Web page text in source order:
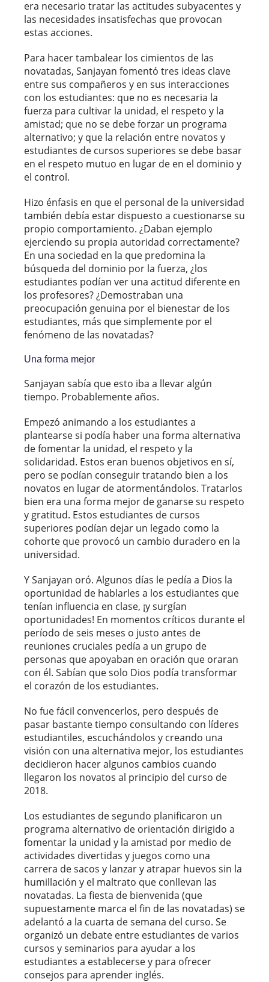
era necesario tratar las actitudes subyacentes y
las necesidades insatisfechas que provocan
estas acciones.
Para hacer tambalear los cimientos de las
novatadas, Sanjayan fomentó tres ideas clave
entre sus compañeros y en sus interacciones
con los estudiantes: que no es necesaria la
fuerza para cultivar la unidad, el respeto y la
amistad; que no se debe forzar un programa
alternativo; y que la relación entre novatos y
estudiantes de cursos superiores se debe basar
en el respeto mutuo en lugar de en el dominio y
el control.
Hizo énfasis en que el personal de la universidad
también debía estar dispuesto a cuestionarse su
propio comportamiento. ¿Daban ejemplo
ejerciendo su propia autoridad correctamente?
En una sociedad en la que predomina la
búsqueda del dominio por la fuerza, ¿los
estudiantes podían ver una actitud diferente en
los profesores? ¿Demostraban una
preocupación genuina por el bienestar de los
estudiantes, más que simplemente por el
fenómeno de las novatadas?
Una forma mejor
Sanjayan sabía que esto iba a llevar algún
tiempo. Probablemente años.
Empezó animando a los estudiantes a
plantearse si podía haber una forma alternativa
de fomentar la unidad, el respeto y la
solidaridad. Estos eran buenos objetivos en sí,
pero se podían conseguir tratando bien a los
novatos en lugar de atormentándolos. Tratarlos
bien era una forma mejor de ganarse su respeto
y gratitud. Estos estudiantes de cursos
superiores podían dejar un legado como la
cohorte que provocó un cambio duradero en la
universidad.
Y Sanjayan oró. Algunos días le pedía a Dios la
oportunidad de hablarles a los estudiantes que
tenían influencia en clase, ¡y surgían
oportunidades! En momentos críticos durante el
período de seis meses o justo antes de
reuniones cruciales pedía a un grupo de
personas que apoyaban en oración que oraran
con él. Sabían que solo Dios podía transformar
el corazón de los estudiantes.
No fue fácil convencerlos, pero después de
pasar bastante tiempo consultando con líderes
estudiantiles, escuchándolos y creando una
visión con una alternativa mejor, los estudiantes
decidieron hacer algunos cambios cuando
llegaron los novatos al principio del curso de
2018.
Los estudiantes de segundo planificaron un
programa alternativo de orientación dirigido a
fomentar la unidad y la amistad por medio de
actividades divertidas y juegos como una
carrera de sacos y lanzar y atrapar huevos sin la
humillación y el maltrato que conllevan las
novatadas. La fiesta de bienvenida (que
supuestamente marca el fin de las novatadas) se
adelantó a la cuarta de semana del curso. Se
organizó un debate entre estudiantes de varios
cursos y seminarios para ayudar a los
estudiantes a establecerse y para ofrecer
consejos para aprender inglés.